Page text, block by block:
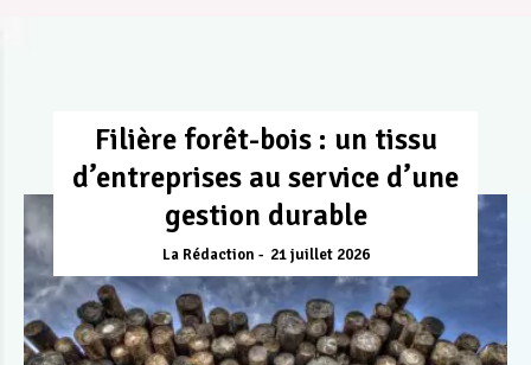
Filière forêt-bois : un tissu
d’entreprises au service d’une
gestion durable
La Rédaction 21 juillet 2026